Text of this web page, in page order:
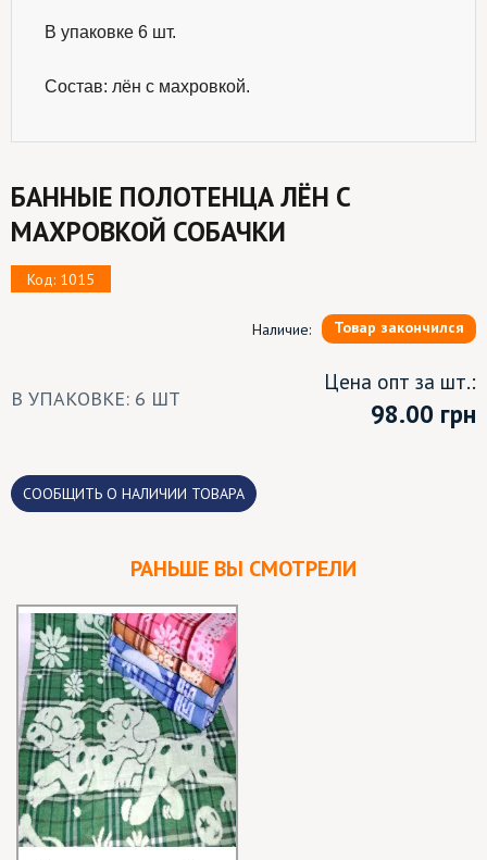
В упаковке 6 шт.
Состав: лён с махровкой.
БАННЫЕ ПОЛОТЕНЦА ЛЁН С
МАХРОВКОЙ СОБАЧКИ
Код: 1015
Наличие: Товар закончился
В УПАКОВКЕ: 6 ШТ
Цена опт за шт.:
98.00 грн
CООБЩИТЬ О НАЛИЧИИ ТОВАРА
РАНЬШЕ ВЫ СМОТРЕЛИ